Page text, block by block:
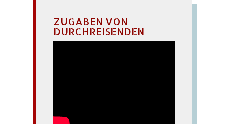
ZUGABEN VON
DURCHREISENDEN